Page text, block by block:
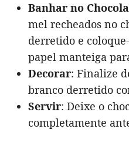
Banhar no
mel recheados no
derretido e
papel manteiga
Decorar: Finalize
branco derretido
Servir: Deixe o
completamente